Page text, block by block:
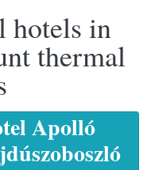
hotels in
thermal
Apolló